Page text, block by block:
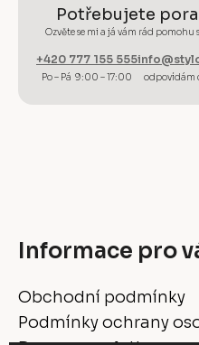
Potřebujete
Ozvěte se mi a já vám rád pomohu
+420 777 155 555
Po – Pá 9:00 – 17:00 odpovídám
Informace pro
Obchodní podmínky
Podmínky ochrany